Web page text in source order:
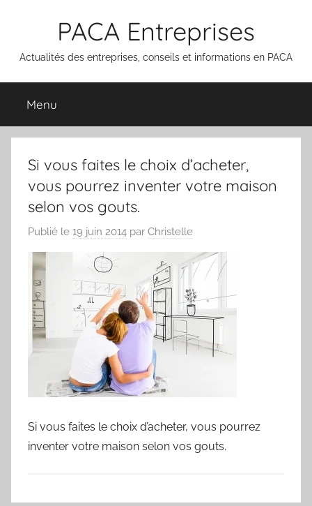
PACA Entreprises
Actualités des entreprises, conseils et informations en PACA
Menu
Si vous faites le choix d’acheter,
vous pourrez inventer votre maison
selon vos gouts.
Publié le 19 juin 2014 par Christelle
Si vous faites le choix d’acheter, vous pourrez
inventer votre maison selon vos gouts.